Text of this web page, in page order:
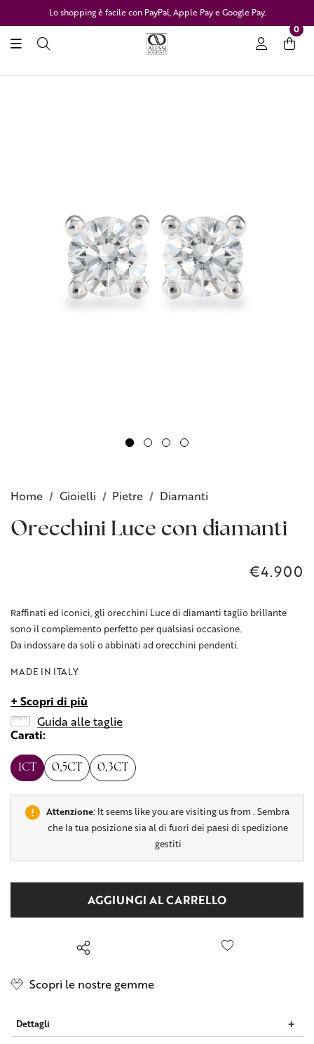
Lo shopping è facile con PayPal, Apple Pay e Google Pay.
0
Home Gioielli Pietre Diamanti
Orecchini Luce con diamanti
€4.900
Raffinati ed iconici, gli orecchini Luce di diamanti taglio brillante
sono il complemento perfetto per qualsiasi occasione.
Da indossare da soli o abbinati ad orecchini pendenti.
MADE IN ITALY
+ Scopri di più
Guida alle taglie
Carati:
1CT 0,5CT 0,3CT
Attenzione: It seems like you are visiting us from . Sembra
che la tua posizione sia al di fuori dei paesi di spedizione
gestiti
only
Scopri le nostre gemme
Dettagli